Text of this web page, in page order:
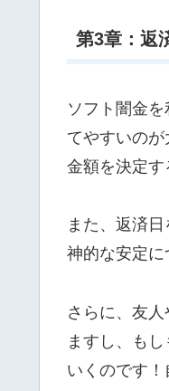
第3章：返
ソフト闇金
てやすいの
金額を決定す
また、返済
神的な安定に
さらに、友
ますし、も
いくのです！